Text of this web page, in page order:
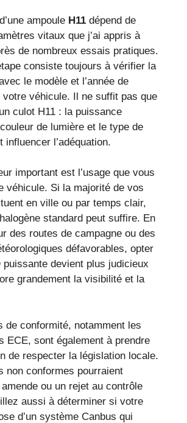
ampoule H11 dépend de
vitaux que j’ai appris à
de nombreux essais pratiques.
consiste toujours à vérifier la
le modèle et l’année de
votre véhicule. Il ne suffit pas que
culot H11 : la puissance
de lumière et le type de
influencer l’adéquation.
important est l’usage que vous
véhicule. Si la majorité de vos
en ville ou par temps clair,
standard peut suffire. En
des routes de campagne ou des
défavorables, opter
puissante devient plus judicieux
grandement la visibilité et la
de conformité, notamment les
ECE, sont également à prendre
de respecter la législation locale.
non conformes pourraient
ou un rejet au contrôle
aussi à déterminer si votre
d’un système Canbus qui